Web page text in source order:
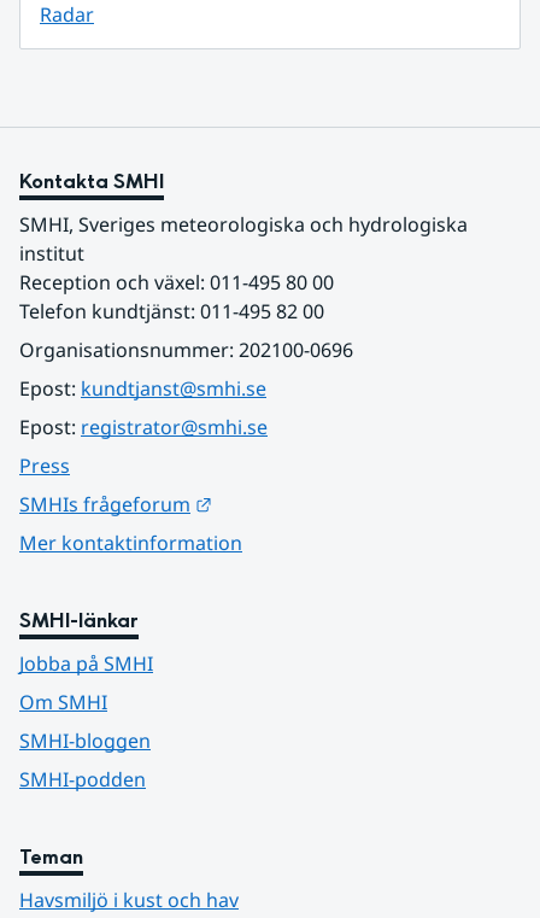
Radar
Kontakta SMHI
SMHI, Sveriges meteorologiska och hydrologiska
institut
Reception och växel: 011-495 80 00
Telefon kundtjänst: 011-495 82 00
Organisationsnummer: 202100-0696
Epost: kundtjanst@smhi.se
Epost: registrator@smhi.se
Press
SMHIs frågeforum
Mer kontaktinformation
SMHI-länkar
Jobba på SMHI
Om SMHI
SMHI-bloggen
SMHI-podden
Teman
Havsmiljö i kust och hav